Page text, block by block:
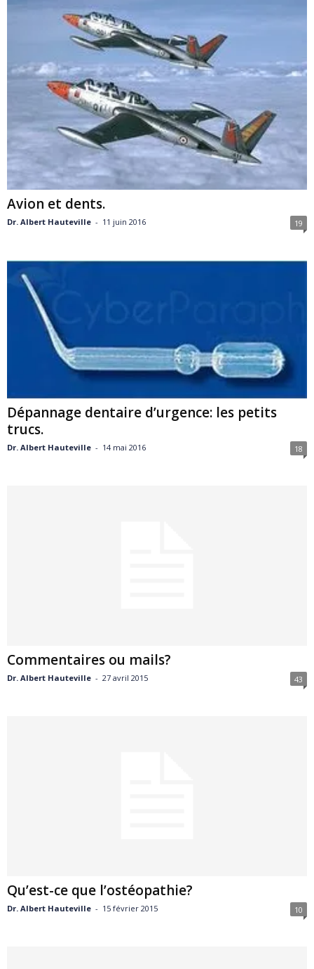
Avion et dents.
Dr. Albert Hauteville - 11 juin 2016 19
Dépannage dentaire d’urgence: les petits
trucs.
Dr. Albert Hauteville - 14 mai 2016 18
Commentaires ou mails?
Dr. Albert Hauteville - 27 avril 2015 43
Qu’est-ce que l’ostéopathie?
Dr. Albert Hauteville - 15 février 2015 10